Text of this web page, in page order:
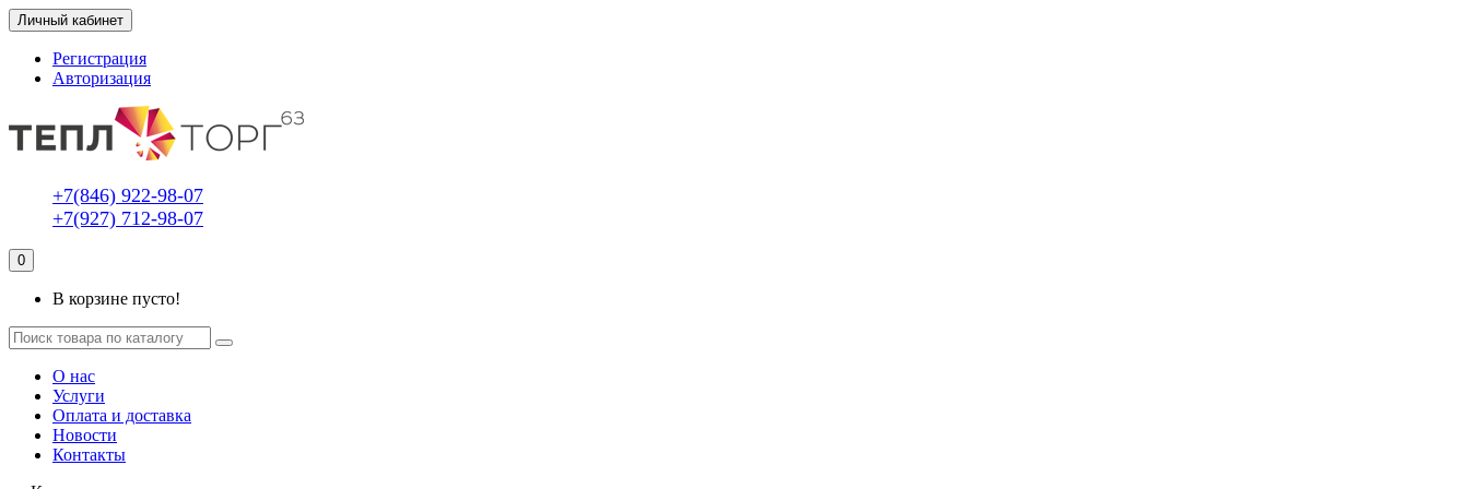
Личный кабинет
Регистрация
Авторизация
+7(846) 922-98-07
+7(927) 712-98-07
0
В корзине пусто!
О нас
Услуги
Оплата и доставка
Новости
Контакты